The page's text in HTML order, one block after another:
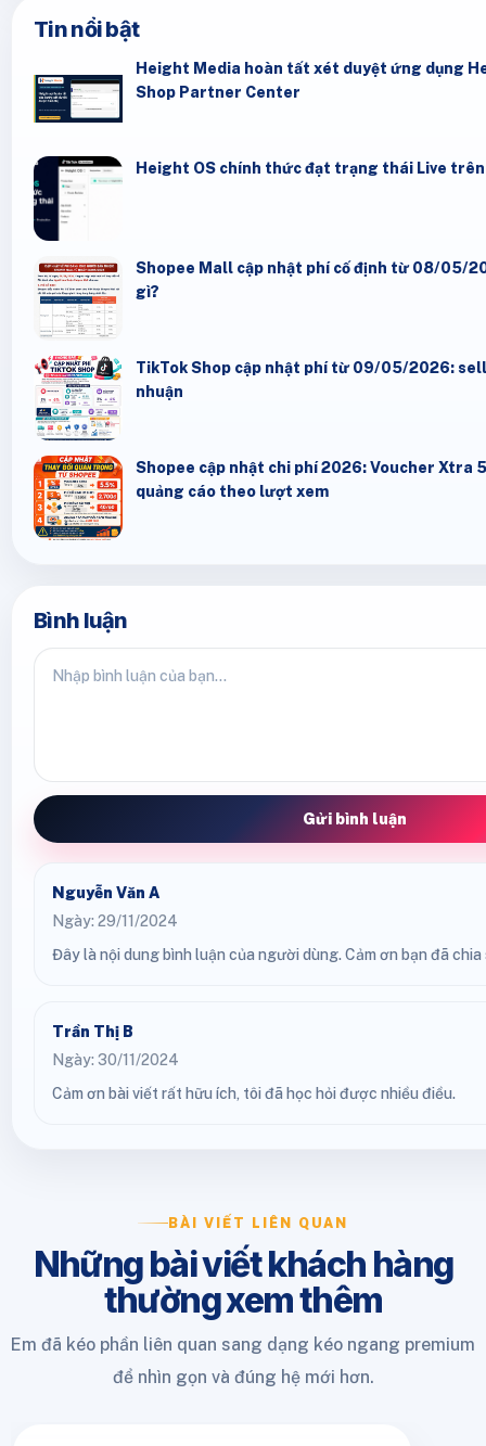
Tin nổi bật
Height Media hoàn tất xét duyệt ứng dụng
Shop Partner Center
Height OS chính thức đạt trạng thái Live
Shopee Mall cập nhật phí cố định từ 08/05/
gì?
TikTok Shop cập nhật phí từ 09/05/2026:
nhuận
Shopee cập nhật chi phí 2026: Voucher Xtra
quảng cáo theo lượt xem
Bình luận
Gửi bình luận
Nguyễn Văn A
Ngày: 29/11/2024
Đây là nội dung bình luận của người dùng. Cảm ơn bạn đã chia
Trần Thị B
Ngày: 30/11/2024
Cảm ơn bài viết rất hữu ích, tôi đã học hỏi được nhiều điều.
BÀI VIẾT LIÊN QUAN
Những bài viết khách hàng
thường xem thêm
Em đã kéo phần liên quan sang dạng kéo ngang premium
để nhìn gọn và đúng hệ mới hơn.